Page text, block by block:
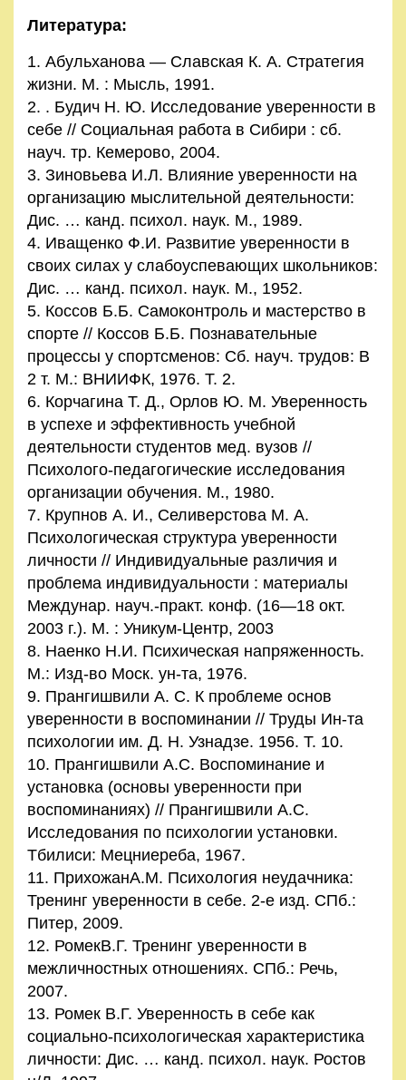
Литература:
1. Абульханова — Славская К. А. Стратегия
жизни. М. : Мысль, 1991.
2. . Будич Н. Ю. Исследование уверенности в
себе // Социальная работа в Сибири : сб.
науч. тр. Кемерово, 2004.
3. Зиновьева И.Л. Влияние уверенности на
организацию мыслительной деятельности:
Дис. … канд. психол. наук. М., 1989.
4. Иващенко Ф.И. Развитие уверенности в
своих силах у слабоуспевающих школьников:
Дис. … канд. психол. наук. М., 1952.
5. Коссов Б.Б. Самоконтроль и мастерство в
спорте // Коссов Б.Б. Познавательные
процессы у спортсменов: Сб. науч. трудов: В
2 т. М.: ВНИИФК, 1976. Т. 2.
6. Корчагина Т. Д., Орлов Ю. М. Уверенность
в успехе и эффективность учебной
деятельности студентов мед. вузов //
Психолого-педагогические исследования
организации обучения. М., 1980.
7. Крупнов А. И., Селиверстова М. А.
Психологическая структура уверенности
личности // Индивидуальные различия и
проблема индивидуальности : материалы
Междунар. науч.-практ. конф. (16—18 окт.
2003 г.). М. : Уникум-Центр, 2003
8. Наенко Н.И. Психическая напряженность.
М.: Изд-во Моск. ун-та, 1976.
9. Прангишвили А. С. К проблеме основ
уверенности в воспоминании // Труды Ин-та
психологии им. Д. Н. Узнадзе. 1956. Т. 10.
10. Прангишвили А.С. Воспоминание и
установка (основы уверенности при
воспоминаниях) // Прангишвили А.С.
Исследования по психологии установки.
Тбилиси: Мецниереба, 1967.
11. ПрихожанА.М. Психология неудачника:
Тренинг уверенности в себе. 2-е изд. СПб.:
Питер, 2009.
12. РомекВ.Г. Тренинг уверенности в
межличностных отношениях. СПб.: Речь,
2007.
13. Ромек В.Г. Уверенность в себе как
социально-психологическая характеристика
личности: Дис. … канд. психол. наук. Ростов